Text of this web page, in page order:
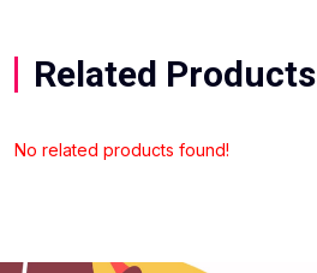
Related Products
No related products found!